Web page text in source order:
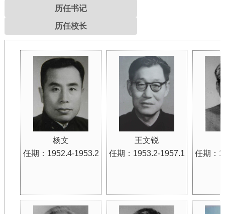
历任书记
历任校长
杨文
任期：1952.4-1953.2
王文锐
任期：1953.2-1957.1
任期：